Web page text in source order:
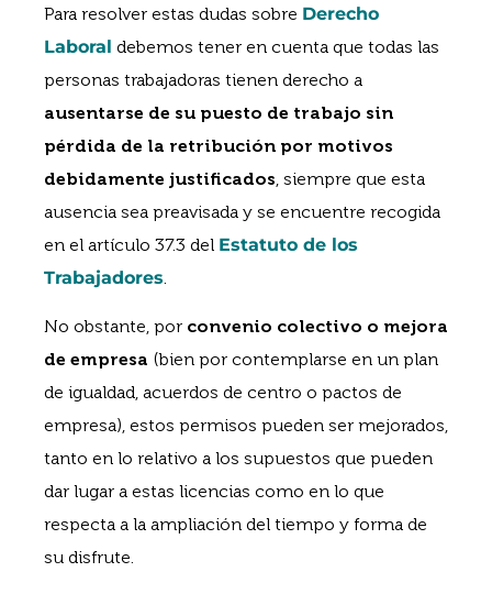
Para resolver estas dudas sobre Derecho
Laboral debemos tener en cuenta que todas las
personas trabajadoras tienen derecho a
ausentarse de su puesto de trabajo sin
pérdida de la retribución por motivos
debidamente justificados , siempre que esta
ausencia sea preavisada y se encuentre recogida
en el artículo 37.3 del Estatuto de los
Trabajadores
No obstante, por convenio colectivo o mejora
de empresa (bien por contemplarse en un plan
de igualdad, acuerdos de centro o pactos de
empresa), estos permisos pueden ser mejorados,
tanto en lo relativo a los supuestos que pueden
dar lugar a estas licencias como en lo que
respecta a la ampliación del tiempo y forma de
su disfrute.